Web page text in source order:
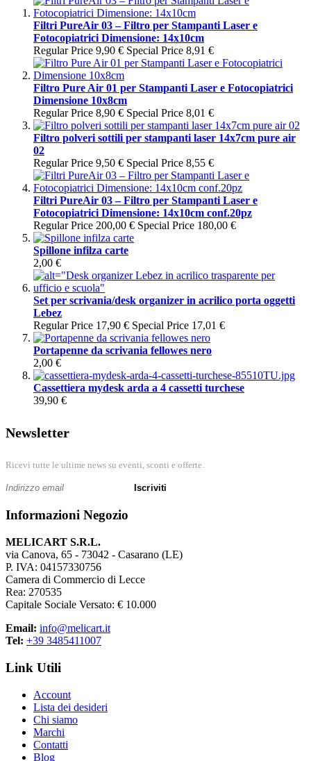
Filtri PureAir 03 – Filtro per Stampanti Laser e
Fotocopiatrici Dimensione: 14x10cm
Regular Price 9,90 € Special Price 8,91 €
Filtro Pure Air 01 per Stampanti Laser e Fotocopiatrici
Dimensione 10x8cm
Regular Price 8,90 € Special Price 8,01 €
Filtro polveri sottili per stampanti laser 14x7cm pure air
02
Regular Price 9,50 € Special Price 8,55 €
Filtri PureAir 03 – Filtro per Stampanti Laser e
Fotocopiatrici Dimensione: 14x10cm conf.20pz
Regular Price 200,00 € Special Price 180,00 €
Spillone infilza carte
2,00 €
Set per scrivania/desk organizer in acrilico porta oggetti
Lebez
Regular Price 17,90 € Special Price 17,01 €
Portapenne da scrivania fellowes nero
2,00 €
Cassettiera mydesk arda a 4 cassetti turchese
39,90 €
Newsletter
Ricevi tutte le ultime news su eventi, sconti e offerte.
Iscriviti
Informazioni Negozio
MELICART S.R.L.
via Canova, 65 - 73042 - Casarano (LE)
P. IVA: 04157330756
Camera di Commercio di Lecce
Rea: 270535
Capitale Sociale Versato: € 10.000
Email: info@melicart.it
Tel: +39 3485411007
Link Utili
Account
Lista dei desideri
Chi siamo
Marchi
Contatti
Blog